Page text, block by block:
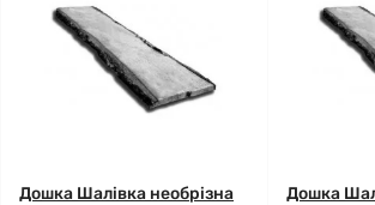
Дошка Шалівка необрізна
Дошка